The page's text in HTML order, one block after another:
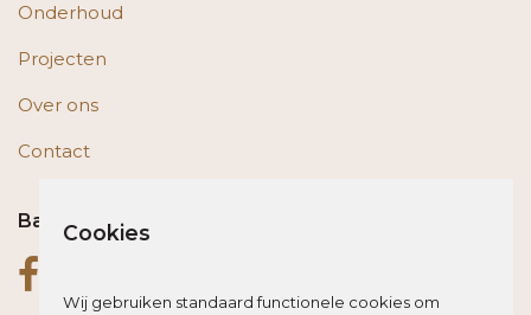
Onderhoud
Projecten
Over ons
Contact
Bas op social media
Cookies
Wij gebruiken standaard functionele cookies om